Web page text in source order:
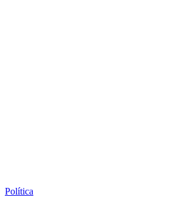
Política